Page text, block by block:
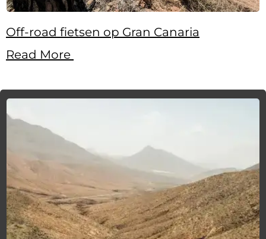
Off-road fietsen op Gran Canaria
Read More